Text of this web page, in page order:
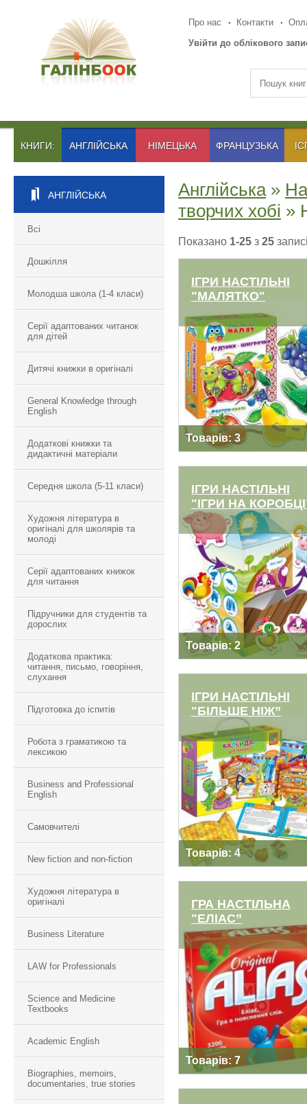
Про нас Контакти
Увійти до облікового
КНИГИ: АНГЛІЙСЬКА НІМЕЦЬКА ФРАНЦУЗЬКА
АНГЛІЙСЬКА
Всі
Дошкілля
Молодша школа (1-4 класи)
Серії адаптованих читанок
для дітей
Дитячі книжки в оригіналі
General Knowledge through
English
Додаткові книжки та
дидактичні матеріали
Середня школа (5-11 класи)
Художня література в
оригіналі для школярів та
молоді
Серії адаптованих книжок
для читання
Підручники для студентів та
дорослих
Додаткова практика:
читання, письмо, говоріння,
слухання
Підготовка до іспитів
Робота з граматикою та
лексикою
Business and Professional
English
Самовчителі
New fiction and non-fiction
Художня література в
оригіналі
Business Literature
LAW for Professionals
Science and Medicine
Textbooks
Academic English
Biographies, memoirs,
documentaries, true stories
Англійська»
творчих хобі »
Показано 1-25 з 25
ІГРИ НАСТIЛЬНІ
"МАЛЯТКО"
Товарів: 3
ІГРИ НАСТIЛЬНІ
"МАЛЯТКО"
ІГРИ НАСТІЛЬНІ
"ІГРИ НА
Товарів: 2
ІГРИ НАСТІЛЬНІ
"ІГРИ НА КОРОБЦІ"
ІГРИ НАСТІЛЬНІ
"БІЛЬШЕ НІЖ”
Товарів: 4
ІГРИ НАСТІЛЬНІ
"БІЛЬШЕ НІЖ”
ГРА НАСТІЛЬНА
"ЕЛІАС”
Товарів: 7
ГРА НАСТІЛЬНА
"ЕЛІАС”